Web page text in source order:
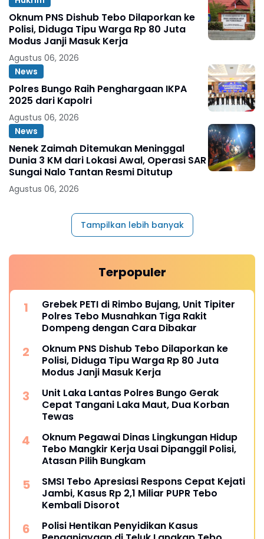
Oknum PNS Dishub Tebo Dilaporkan ke
Polisi, Diduga Tipu Warga Rp 80 Juta
Modus Janji Masuk Kerja
Agustus 06, 2026
News
Polres Bungo Raih Penghargaan IKPA
2025 dari Kapolri
Agustus 06, 2026
News
Nenek Zaimah Ditemukan Meninggal
Dunia 3 KM dari Lokasi Awal, Operasi SAR
Sungai Nalo Tantan Resmi Ditutup
Agustus 06, 2026
Tampilkan lebih banyak
Terpopuler
Grebek PETI di Rimbo Bujang, Unit Tipiter
Polres Tebo Musnahkan Tiga Rakit
Dompeng dengan Cara Dibakar
Oknum PNS Dishub Tebo Dilaporkan ke
Polisi, Diduga Tipu Warga Rp 80 Juta
Modus Janji Masuk Kerja
Unit Laka Lantas Polres Bungo Gerak
Cepat Tangani Laka Maut, Dua Korban
Tewas
Oknum Pegawai Dinas Lingkungan Hidup
Tebo Mangkir Kerja Usai Dipanggil Polisi,
Atasan Pilih Bungkam
SMSI Tebo Apresiasi Respons Cepat Kejati
Jambi, Kasus Rp 2,1 Miliar PUPR Tebo
Kembali Disorot
Polisi Hentikan Penyidikan Kasus